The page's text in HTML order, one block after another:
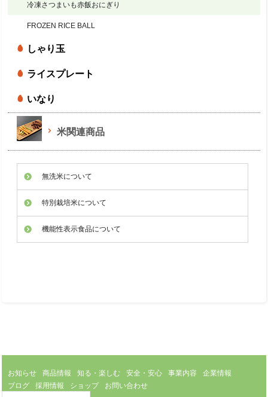
冷凍さつまいも赤飯おにぎり
FROZEN RICE BALL
しゃり玉
ライスプレート
いなり
米関連商品
無洗米について
特別栽培米について
機能性表示食品について
お知らせ 商品情報 知る・楽しむ 安全・安心 事業内容
企業情報
ブログ
採用情報 ショップ お問い合わせ